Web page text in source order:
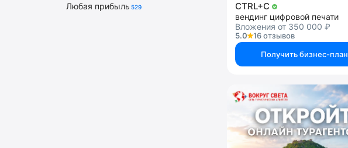
Любая прибыль 529 CTRL+C
вендинг цифровой печати
Вложения от 350 000 ₽
5.0
16 отзывов
Получить бизнес-план